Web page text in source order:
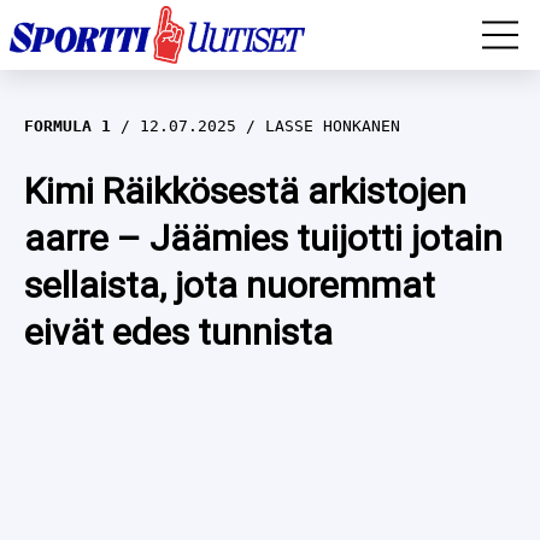
EM-YLEISURHEILU
JÄÄKIEKKO
YLEISURHEILU
WILMA HELTELÄ
TALVILAJIT
FORMULA 1 12.07.2025 LASSE HONKANEN
Kimi Räikkösestä arkistojen
aarre – Jäämies tuijotti jotain
sellaista, jota nuoremmat
eivät edes tunnista